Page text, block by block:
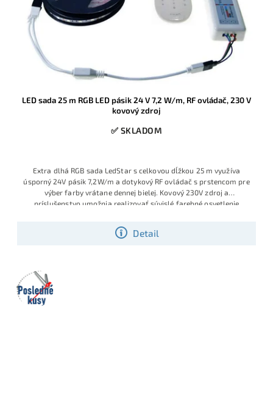
LED sada 25 m RGB LED pásik 24 V 7,2 W/m, RF ovládač, 230 V
kovový zdroj
✅ SKLADOM
Detail
Extra dlhá RGB sada LedStar s celkovou dĺžkou 25 m využíva
úsporný 24V pásik 7,2W/m a dotykový RF ovládač s prstencom pre
výber farby vrátane dennej bielej. Kovový 230V zdroj a
príslušenstvo umožnia realizovať súvislé farebné osvetlenie
bez skladania viacerých kratších sád
Posledné
kusy